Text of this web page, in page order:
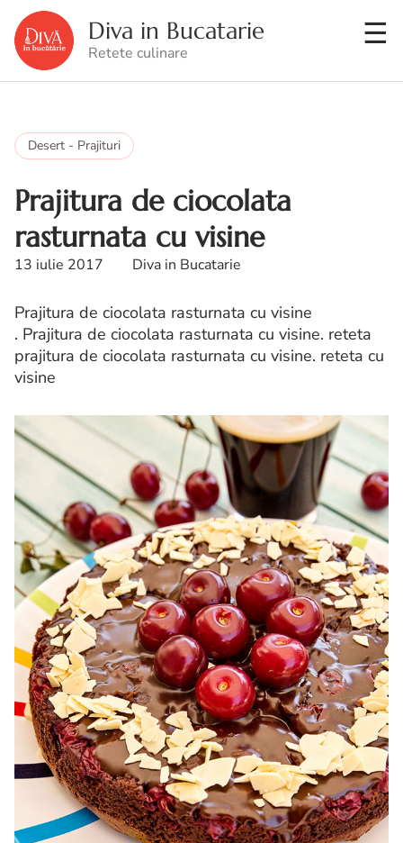
Diva in Bucatarie
Retete culinare
Desert - Prajituri
Prajitura de ciocolata
rasturnata cu visine
13 iulie 2017 Diva in Bucatarie
Prajitura de ciocolata rasturnata cu visine
. Prajitura de ciocolata rasturnata cu visine. reteta
prajitura de ciocolata rasturnata cu visine. reteta cu
visine